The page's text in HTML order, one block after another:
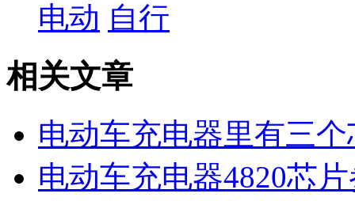
电动 自行
相关文章
电动车充电器里有三个
电动车充电器4820芯